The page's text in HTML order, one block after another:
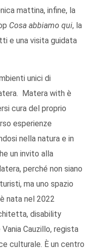
mattina, infine, la
Cosa abbiamo qui, la
e una visita guidata
unici di
Matera with è
cura del proprio
esperienze
nella natura e in
un invito alla
perché non siano
ma uno spazio
nata nel 2022
disability
Cauzillo, regista
culturale. È un centro